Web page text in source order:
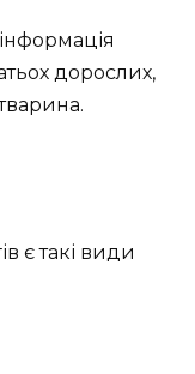
дорослих,
є такі види